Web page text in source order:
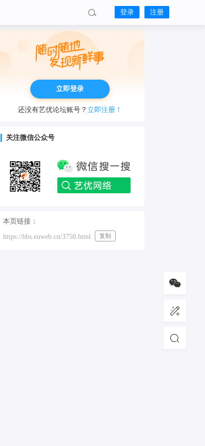
登录 注册
立即登录
还没有艺优论坛账号？ 立即注册！
关注微信公众号
本页链接：
https://bbs.euweb.cn/3750.html 复制